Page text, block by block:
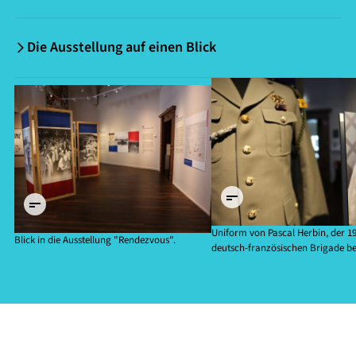
Die Ausstellung auf einen Blick
©
Historisches
Museum der
Pfalz Speyer
/ Sabrina
Albers
Blick in die Ausstellung "Rendezvous".
©
Historisches
Museum der
Pfalz Speyer
/ Sabrina
Uniform von Pascal Herbin, der
deutsch-französischen Brigade